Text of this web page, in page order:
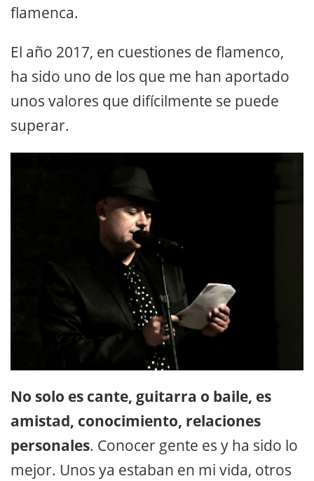
flamenca.
El año 2017, en cuestiones de flamenco,
ha sido uno de los que me han aportado
unos valores que difícilmente se puede
superar.
No solo es cante, guitarra o baile, es
amistad, conocimiento, relaciones
personales. Conocer gente es y ha sido lo
mejor. Unos ya estaban en mi vida, otros